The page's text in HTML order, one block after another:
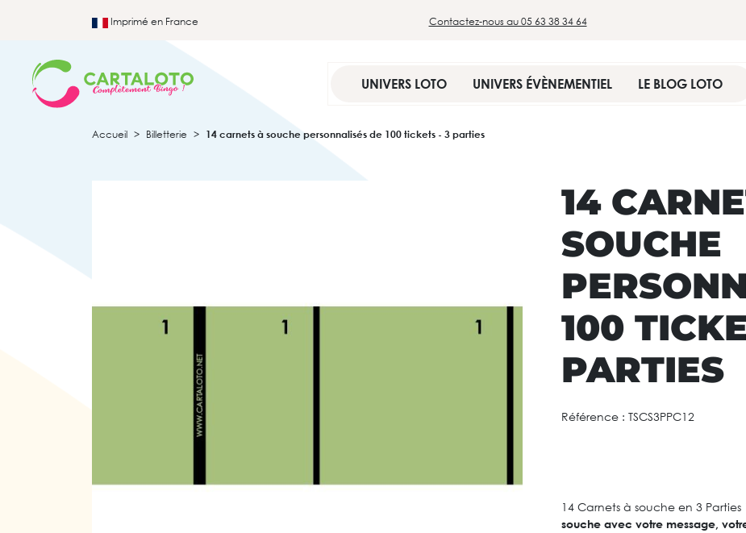
Imprimé en France Contactez-nous au 05 63 38 34 64
UNIVERS LOTO UNIVERS ÉVÈNEMENTIEL LE BLOG LOTO
Accueil Billetterie 14 carnets à souche personnalisés de 100 tickets - 3 parties
14
SOUCHE
100
PARTIES
Référence : TSCS3PPC12
14 Carnets à souche en 3 Parties
souche avec votre message,